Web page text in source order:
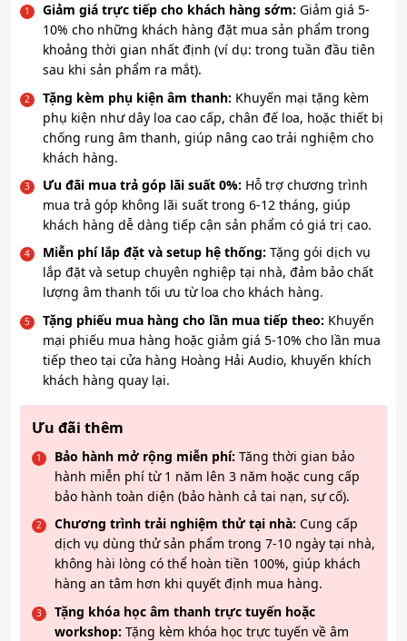
Giảm giá trực tiếp cho khách hàng sớm: Giảm giá 5-
10% cho những khách hàng đặt mua sản phẩm trong
khoảng thời gian nhất định (ví dụ: trong tuần đầu tiên
sau khi sản phẩm ra mắt).
Tặng kèm phụ kiện âm thanh: Khuyến mại tặng kèm
phụ kiện như dây loa cao cấp, chân đế loa, hoặc thiết bị
chống rung âm thanh, giúp nâng cao trải nghiệm cho
khách hàng.
Ưu đãi mua trả góp lãi suất 0%: Hỗ trợ chương trình
mua trả góp không lãi suất trong 6-12 tháng, giúp
khách hàng dễ dàng tiếp cận sản phẩm có giá trị cao.
Miễn phí lắp đặt và setup hệ thống: Tặng gói dịch vụ
lắp đặt và setup chuyên nghiệp tại nhà, đảm bảo chất
lượng âm thanh tối ưu từ loa cho khách hàng.
Tặng phiếu mua hàng cho lần mua tiếp theo: Khuyến
mại phiếu mua hàng hoặc giảm giá 5-10% cho lần mua
tiếp theo tại cửa hàng Hoàng Hải Audio, khuyến khích
khách hàng quay lại.
Ưu đãi thêm
Bảo hành mở rộng miễn phí: Tăng thời gian bảo
hành miễn phí từ 1 năm lên 3 năm hoặc cung cấp
bảo hành toàn diện (bảo hành cả tai nạn, sự cố).
Chương trình trải nghiệm thử tại nhà: Cung cấp
dịch vụ dùng thử sản phẩm trong 7-10 ngày tại nhà,
không hài lòng có thể hoàn tiền 100%, giúp khách
hàng an tâm hơn khi quyết định mua hàng.
Tặng khóa học âm thanh trực tuyến hoặc
workshop: Tặng kèm khóa học trực tuyến về âm